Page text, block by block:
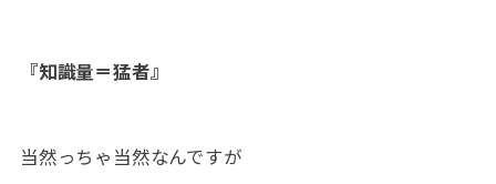
『知識量＝猛者』
当然っちゃ当然なんですが